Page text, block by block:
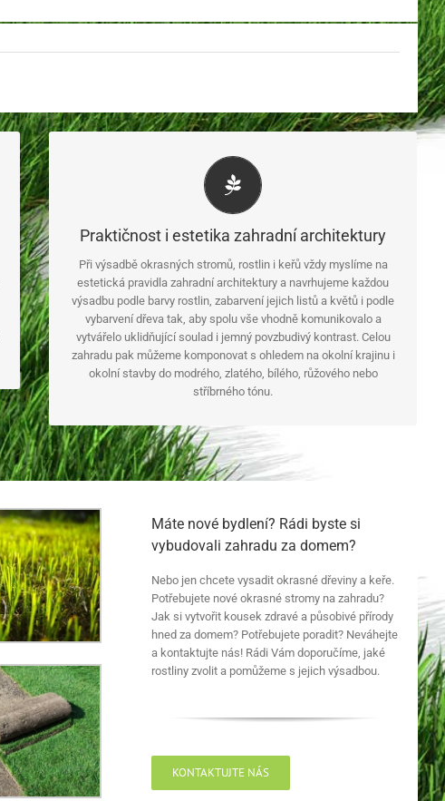
Praktičnost i estetika zahradní architektury
Při výsadbě okrasných stromů, rostlin i keřů vždy myslíme na
estetická pravidla zahradní architektury a navrhujeme každou
výsadbu podle barvy rostlin, zabarvení jejich listů a květů i podle
vybarvení dřeva tak, aby spolu vše vhodně komunikovalo a
vytvářelo uklidňující soulad i jemný povzbudivý kontrast. Celou
zahradu pak můžeme komponovat s ohledem na okolní krajinu i
okolní stavby do modrého, zlatého, bílého, růžového nebo
stříbrného tónu.
S jednotlivými druhy
můžeme pracovat tak, aby na sebe postupně navazovaly
kvetením, aby byly sladěny do jedné barvy květů i tak, aby
přitahovaly pozornost svými nápadnými a pestrobarevnými plody.
Tyto záhony pak lze doplnit o okrasné kvetoucí keře, okrasné
dřeviny i ovocné stromy. A jak probíhá naše výsadba okrasné
zeleně? Vysazování dřevin provádíme s maximální opatrností tak,
abychom co nejméně zatížili Vás i Vaši zahradu. Velký důraz
klademe na spolupráci klienta na vznikajícím návrhu a snažíme
se nalézt co nejlepší možné řešení pro Vás i Váš pozemek.
A jaké konkrétní služby nabízíme?
Máte nové bydlení? Rádi byste si
vybudovali zahradu za domem?
Nebo jen chcete vysadit okrasné dřeviny a keře.
Potřebujete nové okrasné stromy na zahradu?
Jak si vytvořit kousek zdravé a působivé přírody
hned za domem? Potřebujete poradit? Neváhejte
a kontaktujte nás! Rádi Vám doporučíme, jaké
rostliny zvolit a pomůžeme s jejich výsadbou.
KONTAKTUJTE NÁS